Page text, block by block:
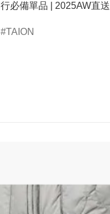
行必備單品 | 2025AW直送
TAION